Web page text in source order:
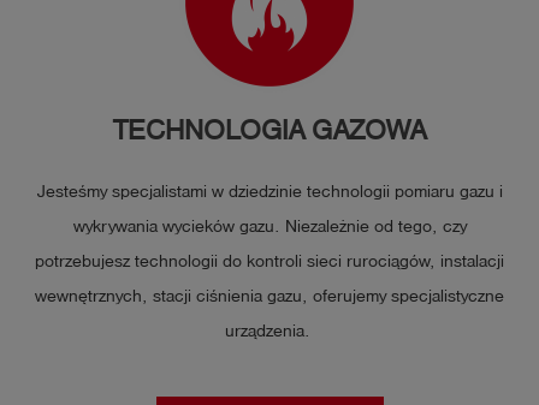
TECHNOLOGIA GAZOWA
Jesteśmy specjalistami w dziedzinie technologii pomiaru gazu i
wykrywania wycieków gazu. Niezależnie od tego, czy
potrzebujesz technologii do kontroli sieci rurociągów, instalacji
wewnętrznych, stacji ciśnienia gazu, oferujemy specjalistyczne
urządzenia.